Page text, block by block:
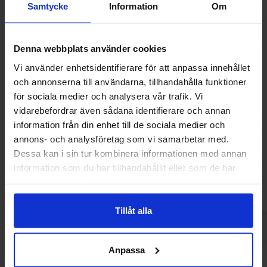
Samtycke Information Om
Denna webbplats använder cookies
Vi använder enhetsidentifierare för att anpassa innehållet
och annonserna till användarna, tillhandahålla funktioner
för sociala medier och analysera vår trafik. Vi
vidarebefordrar även sådana identifierare och annan
information från din enhet till de sociala medier och
annons- och analysföretag som vi samarbetar med.
Dessa kan i sin tur kombinera informationen med annan
information som du har tillhandahållit eller som de har
Tillåt alla
Anpassa
Tutti Frutti Remix Love 150g(BF:2026-
07-28)
23.56 kr 19 kr
Köp
DulcePlus